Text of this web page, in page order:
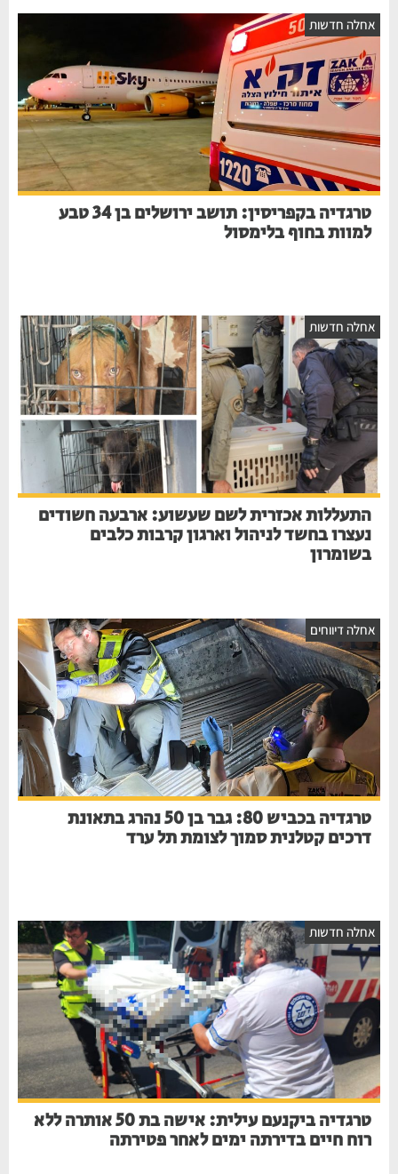
חדשות
טרגדיה בקפריסין: תושב ירושלים בן 34 טבע
למוות בחוף בלימסול
חדשות
התעללות אכזרית לשם שעשוע: ארבעה חשודים
נעצרו בחשד לניהול וארגון קרבות כלבים
בשומרון
דיווחים
טרגדיה בכביש 80: גבר בן 50 נהרג בתאונת
דרכים קטלנית סמוך לצומת תל ערד
חדשות
טרגדיה ביקנעם עילית: אישה בת 50 אותרה ללא
רוח חיים בדירתה ימים לאחר פטירתה